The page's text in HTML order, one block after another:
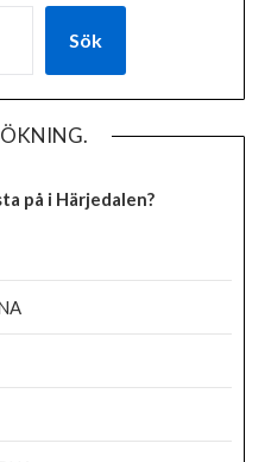
Sök
på i Härjedalen?